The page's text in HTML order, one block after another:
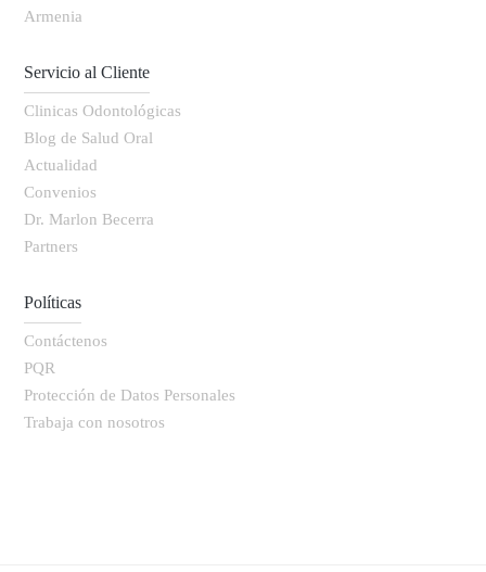
Armenia
Servicio al Cliente
Clinicas Odontológicas
Blog de Salud Oral
Actualidad
Convenios
Dr. Marlon Becerra
Partners
Políticas
Contáctenos
PQR
Protección de Datos Personales
Trabaja con nosotros